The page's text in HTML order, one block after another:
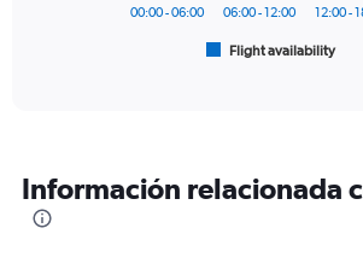
categories.
The
Flight availability
00:00 - 06:00 06:00 - 12:00 12:00 -
Información relacionada